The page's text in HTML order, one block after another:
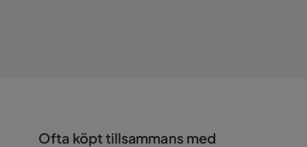
Ofta köpt tillsammans med